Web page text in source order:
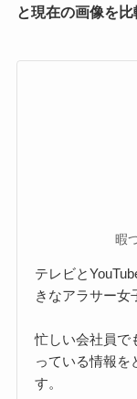
と現在の画像を比
暇
テレビと
きなアラサー女
忙しい会社員で
っている情報を
す。